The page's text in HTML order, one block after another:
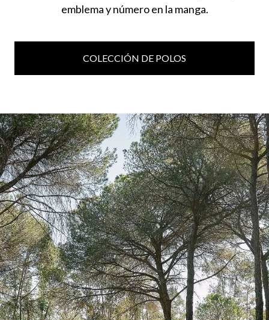
emblema y número en la manga.
COLECCIÓN DE POLOS